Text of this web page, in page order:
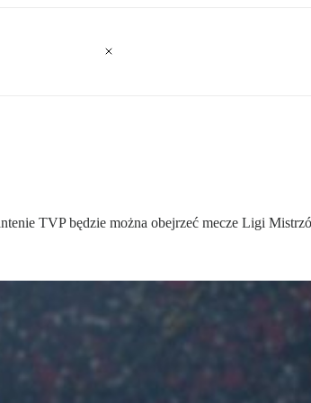
TVP będzie można obejrzeć mecze Ligi